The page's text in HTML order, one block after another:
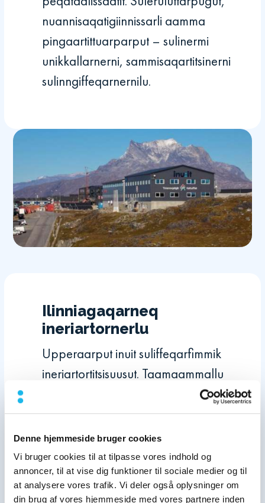
Denne hjemmeside bruger cookies
Vi bruger cookies til at tilpasse vores indhold og
annoncer, til at vise dig funktioner til sociale medier og til
at analysere vores trafik. Vi deler også oplysninger om
din brug af vores hjemmeside med vores partnere inden
nuannisaqatigiinnissarli aamma
pingaartittuarparput – sulinermi
unikkallarnerni, sammisaqartitsinerni
sulinngiffeqarnernilu.
Ilinniagaqarneq
ineriartornerlu
Upperaarput inuit suliffeqarfimmik
ineriartortitsisuusut. Taamaammallu
certificeringimullu
aningaasaliiuarpugut, sulisullu
tamarmik immikkut
ilinniaqqinnissaminnut
pilersaaruteqarput.